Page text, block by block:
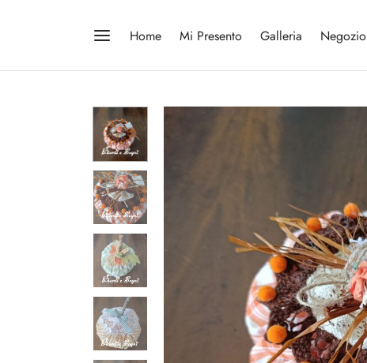
Home Mi Presento Galleria Negozio